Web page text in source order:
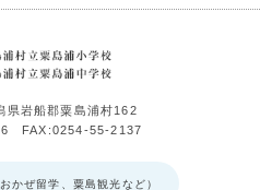
岩船郡粟島浦村162
FAX:0254-55-2137
かぜ留学、粟島観光など）